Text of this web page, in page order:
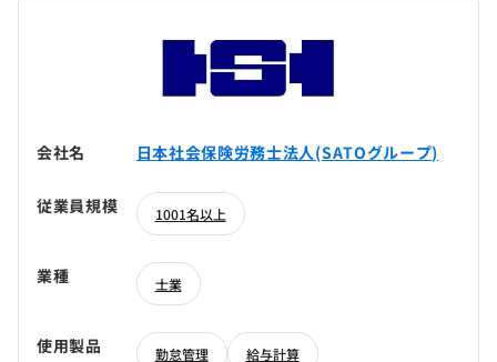
会社名 日本社会保険労務士法人(SATOグループ)
従業員規模 1001名以上
業種 士業
使用製品 勤怠管理 給与計算